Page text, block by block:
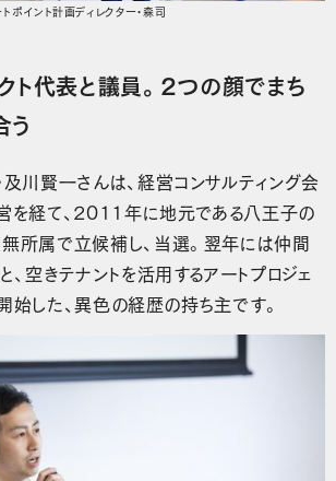
ポイント計画ディレクター・森司
ト代表と議員。2つの顔でまち
う
川賢一さんは、経営コンサルティング会
を経て、2011年に地元である八王子の
所属で立候補し、当選。翌年には仲間
、空きテナントを活用するアートプロジェ
始した、異色の経歴の持ち主です。